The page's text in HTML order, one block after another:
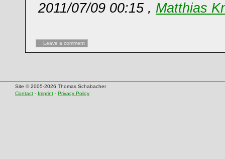
2011/07/09 00:15 , Matthias
Leave a comment
Site © 2005-2026 Thomas Schabacher
Contact - Imprint - Privacy Policy